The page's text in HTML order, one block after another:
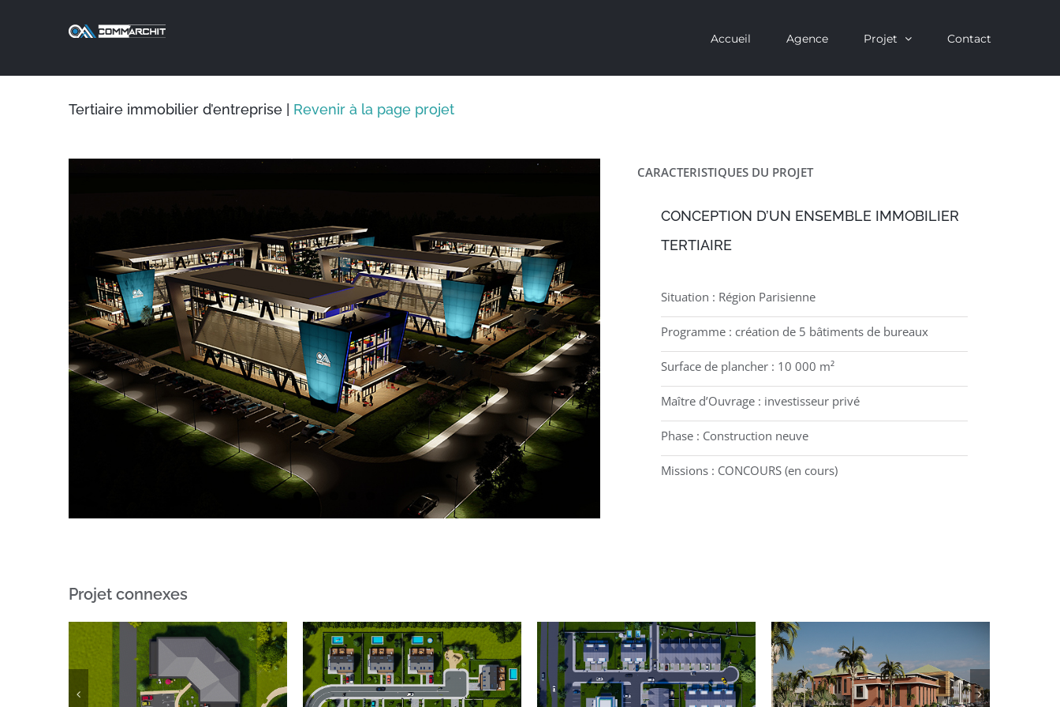
Accueil Agence Projet Contact
Tertiaire immobilier d’entreprise | Revenir à la page projet
CARACTERISTIQUES DU PROJET
CONCEPTION D’UN ENSEMBLE IMMOBILIER
TERTIAIRE
Situation : Région Parisienne
Programme : création de 5 bâtiments de bureaux
Surface de plancher : 10 000 m²
Maître d’Ouvrage : investisseur privé
Phase : Construction neuve
Missions : CONCOURS (en cours)
Projet connexes